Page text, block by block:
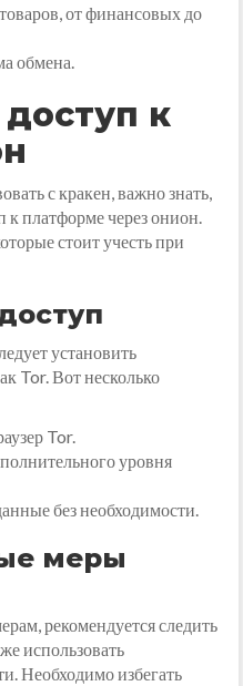
от финансовых до
обмена.
к
с кракен, важно знать,
к платформе через онион.
стоит учесть при
установить
Tor. Вот несколько
Tor.
уровня
без необходимости.
меры
рекомендуется следить
использовать
Необходимо избегать